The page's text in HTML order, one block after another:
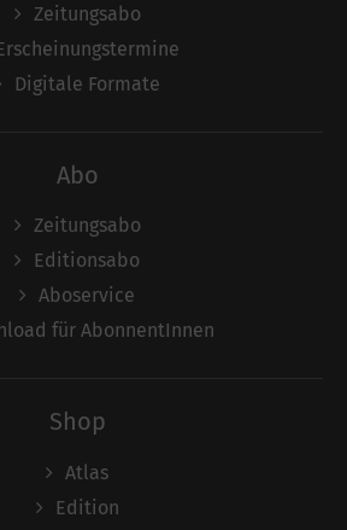
Zeitungsabo
Digitale Formate
Abo
Zeitungsabo
Editionsabo
Aboservice
für AbonnentInnen
Shop
Atlas
Edition